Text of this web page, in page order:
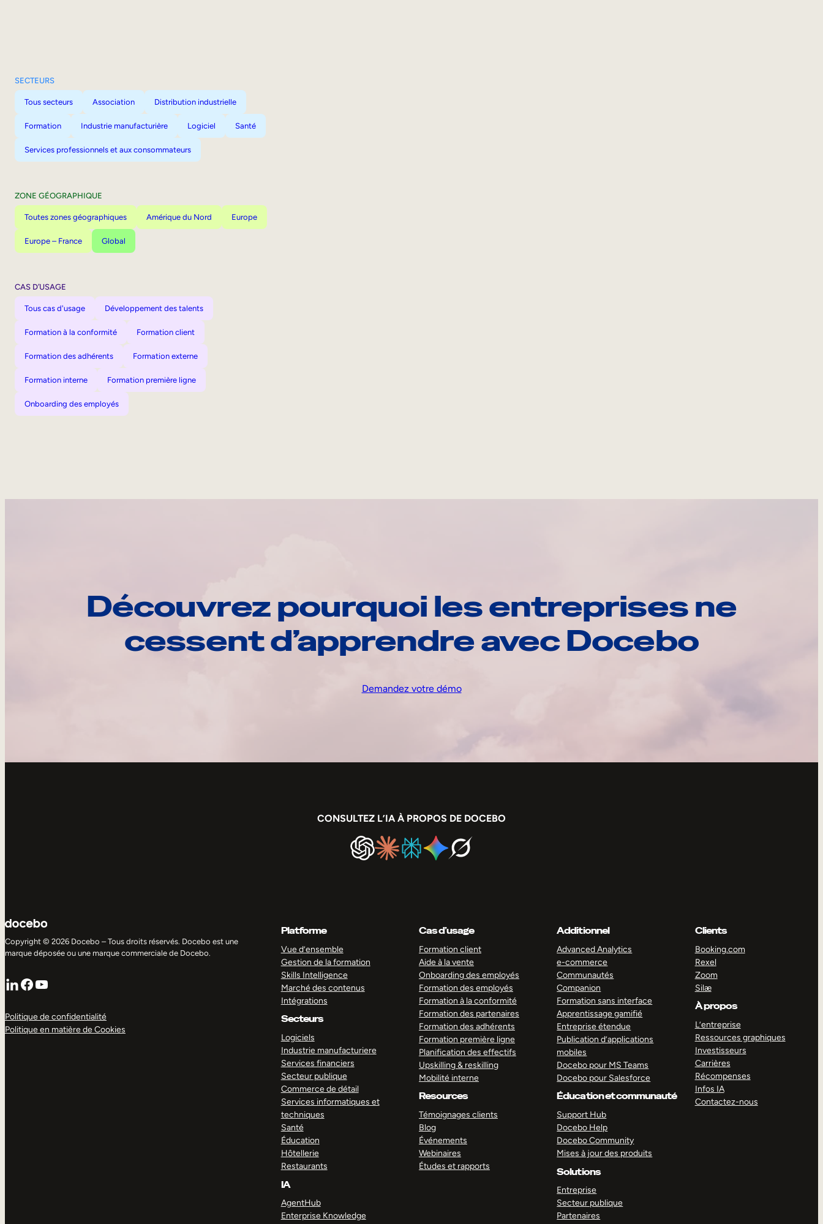
SECTEURS
Tous secteurs Association Distribution industrielle
Formation Industrie manufacturière Logiciel Santé
Services professionnels et aux consommateurs
ZONE GÉOGRAPHIQUE
Toutes zones géographiques Amérique du Nord Europe
Europe – France Global
CAS D’USAGE
Tous cas d'usage Développement des talents
Formation à la conformité Formation client
Formation des adhérents Formation externe
Formation interne Formation première ligne
Onboarding des employés
Découvrez pourquoi les entreprises ne
cessent d’apprendre avec Docebo
Demandez votre démo
CONSULTEZ L’IA À PROPOS DE DOCEBO
Copyright © 2026 Docebo – Tous droits réservés. Docebo est une
marque déposée ou une marque commerciale de Docebo.
LinkedIn
Facebook
YouTube
Politique de confidentialité
Politique en matière de Cookies
Platforme
Vue d’ensemble
Gestion de la formation
Skills Intelligence
Marché des contenus
Intégrations
Secteurs
Logiciels
Industrie manufacturiere
Services financiers
Secteur publique
Commerce de détail
Services informatiques et
techniques
Santé
Éducation
Hôtellerie
Restaurants
IA
AgentHub
Enterprise Knowledge
Cas d’usage
Formation client
Aide à la vente
Onboarding des employés
Formation des employés
Formation à la conformité
Formation des partenaires
Formation des adhérents
Formation première ligne
Planification des effectifs
Upskilling & reskilling
Mobilité interne
Resources
Témoignages clients
Blog
Événements
Webinaires
Études et rapports
Additionnel
Advanced Analytics
e-commerce
Communautés
Companion
Formation sans interface
Apprentissage gamifié
Entreprise étendue
Publication d’applications
mobiles
Docebo pour MS Teams
Docebo pour Salesforce
Éducation et communauté
Support Hub
Docebo Help
Docebo Community
Mises à jour des produits
Solutions
Entreprise
Secteur publique
Partenaires
Clients
Booking.com
Rexel
Zoom
Silæ
À propos
L’entreprise
Ressources graphiques
Investisseurs
Carrières
Récompenses
Infos IA
Contactez-nous